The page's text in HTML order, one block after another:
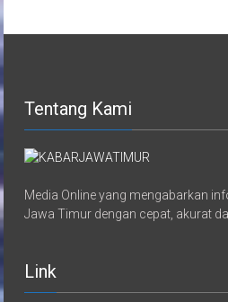
Tentang Kami
Media Online yang mengabarkan
Jawa Timur dengan cepat, akurat
Link